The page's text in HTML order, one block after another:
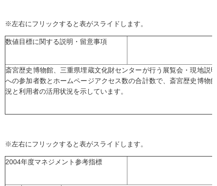
※左右にフリックすると表がスライドします。
数値目標に関する説明・留意事項
斎宮歴史博物館、三重県埋蔵文化財センターが行う展覧会・現地説
への参加者数とホームページアクセス数の合計数で、斎宮歴史博物
況と利用者の活用状況を示しています。
※左右にフリックすると表がスライドします。
2004年度マネジメント参考指標